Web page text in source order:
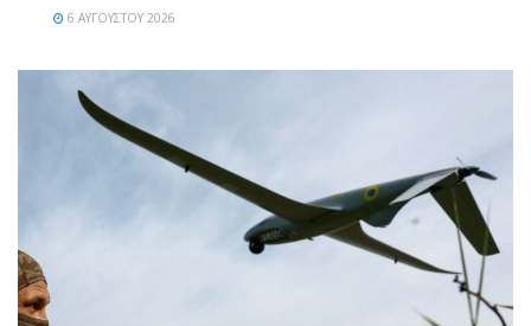
6 ΑΥΓΟΎΣΤΟΥ 2026